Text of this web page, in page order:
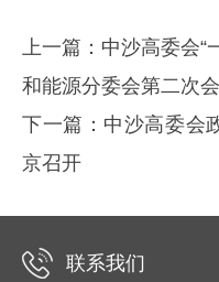
上一篇： 中沙高委会“
和能源分委会第二次
下一篇： 中沙高委会
京召开
联系我们